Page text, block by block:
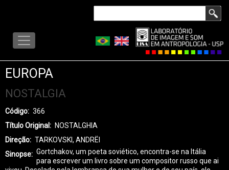
conteúdo
LISA
MENU
EUROPA
NOSTALGIA
Código
366
Título Original
NOSTALGHIA
Direção
TARKOVSKI, ANDRËI
Sinopse
Gortchakov, um poeta soviético, encontra-se na Itália
para escrever um livro sobre um compositor russo que ai